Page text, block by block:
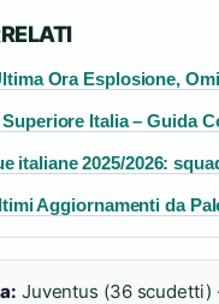
Ora Esplosione,
Italia – Guida
italiane 2025/2026:
Aggiornamenti da
Juventus (36 scudetti) ·